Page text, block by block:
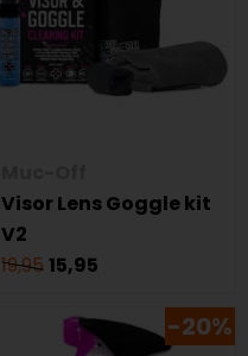
Visor Lens Goggle kit
V2
19,9515,95
-20%